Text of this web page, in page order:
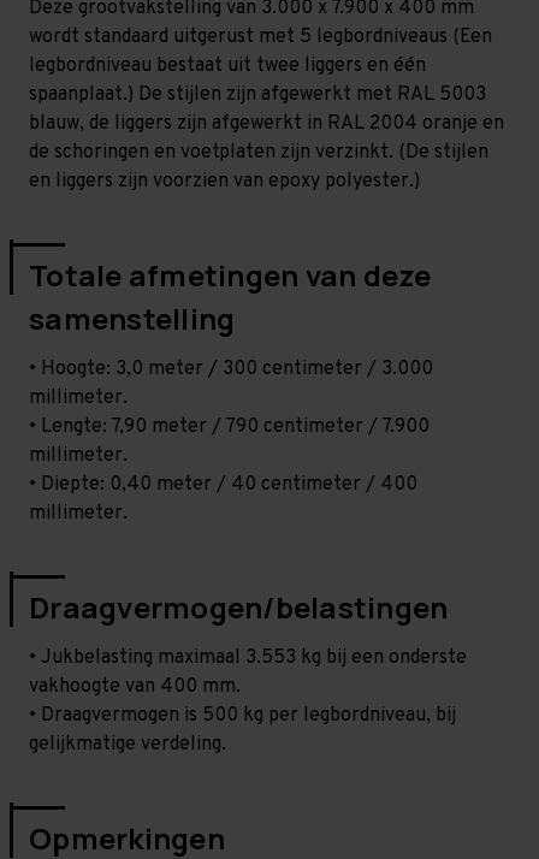
Deze grootvakstelling van 3.000 x 7.900 x 400 mm
wordt standaard uitgerust met 5 legbordniveaus (Een
legbordniveau bestaat uit twee liggers en één
spaanplaat.) De stijlen zijn afgewerkt met RAL 5003
blauw, de liggers zijn afgewerkt in RAL 2004 oranje en
de schoringen en voetplaten zijn verzinkt. (De stijlen
en liggers zijn voorzien van epoxy polyester.)
Totale afmetingen van deze
samenstelling
• Hoogte: 3,0 meter / 300 centimeter / 3.000
millimeter.
• Lengte: 7,90 meter / 790 centimeter / 7.900
millimeter.
• Diepte: 0,40 meter / 40 centimeter / 400
millimeter.
Draagvermogen/belastingen
• Jukbelasting maximaal 3.553 kg bij een onderste
vakhoogte van 400 mm.
• Draagvermogen is 500 kg per legbordniveau, bij
gelijkmatige verdeling.
Opmerkingen